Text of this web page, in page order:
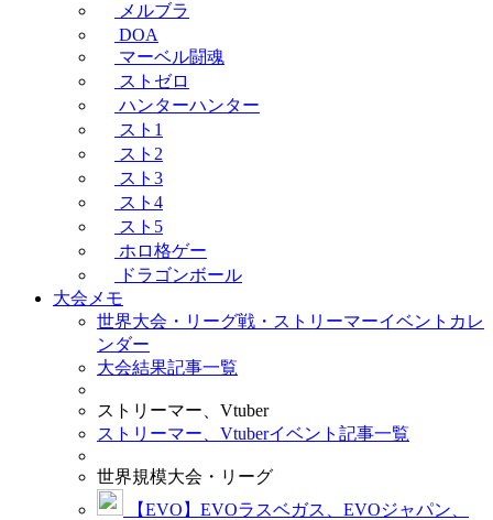
メルブラ
DOA
マーベル闘魂
ストゼロ
ハンターハンター
スト1
スト2
スト3
スト4
スト5
ホロ格ゲー
ドラゴンボール
大会メモ
世界大会・リーグ戦・ストリーマーイベントカレ
ンダー
大会結果記事一覧
ストリーマー、Vtuber
ストリーマー、Vtuberイベント記事一覧
世界規模大会・リーグ
【EVO】EVOラスベガス、EVOジャパン、